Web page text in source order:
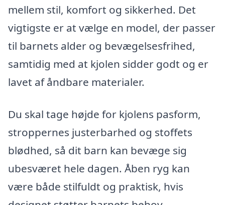
mellem stil, komfort og sikkerhed. Det
vigtigste er at vælge en model, der passer
til barnets alder og bevægelsesfrihed,
samtidig med at kjolen sidder godt og er
lavet af åndbare materialer.
Du skal tage højde for kjolens pasform,
stroppernes justerbarhed og stoffets
blødhed, så dit barn kan bevæge sig
ubesværet hele dagen. Åben ryg kan
være både stilfuldt og praktisk, hvis